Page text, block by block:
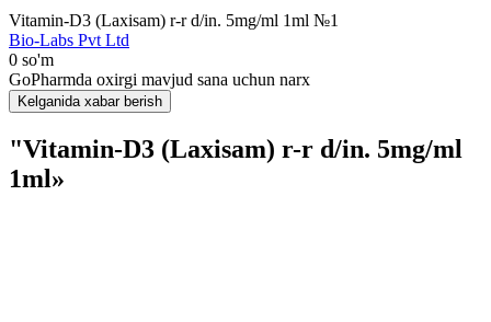
Vitamin-D3 (Laxisam) r-r d/in. 5mg/ml 1ml №1
Bio-Labs Pvt Ltd
0 so'm
GoPharmda oxirgi mavjud sana uchun narx
Kelganida xabar berish
"Vitamin-D3 (Laxisam) r-r d/in. 5mg/ml
1ml»